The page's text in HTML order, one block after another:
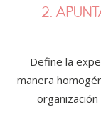
2.
Define la
manera